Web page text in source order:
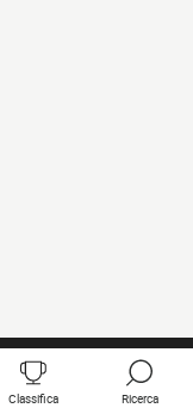
Classifica Ricerca